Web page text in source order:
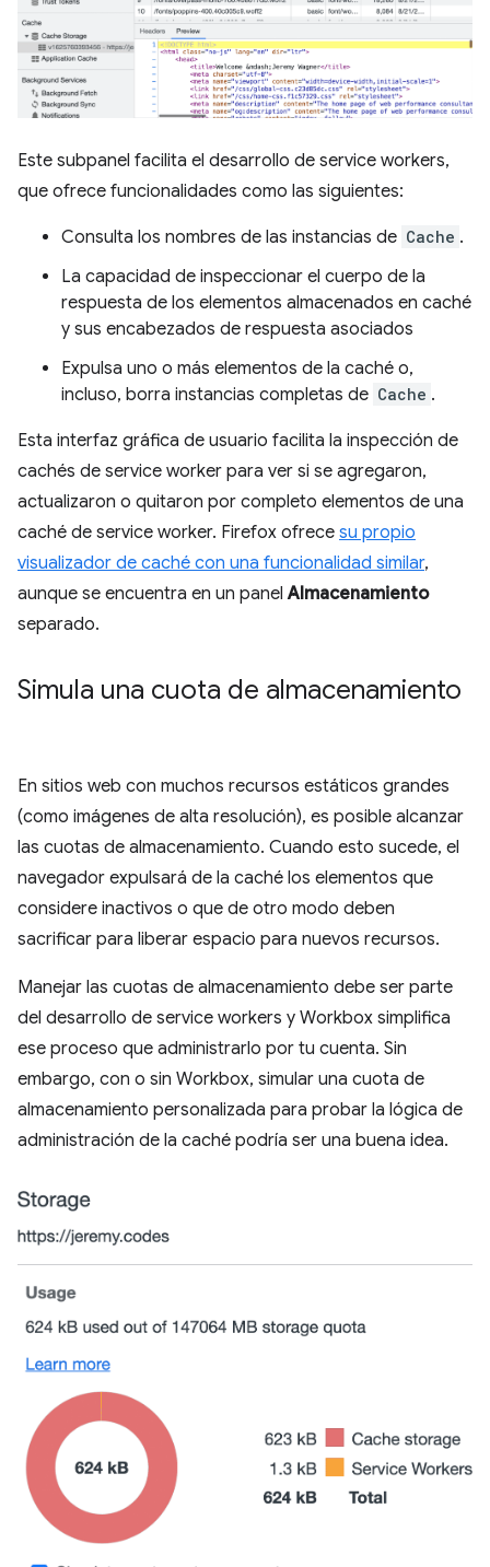
Este subpanel facilita el desarrollo de service workers,
que ofrece funcionalidades como las siguientes:
Consulta los nombres de las instancias de Cache .
La capacidad de inspeccionar el cuerpo de la
respuesta de los elementos almacenados en caché
y sus encabezados de respuesta asociados
Expulsa uno o más elementos de la caché o,
incluso, borra instancias completas de Cache .
Esta interfaz gráfica de usuario facilita la inspección de
cachés de service worker para ver si se agregaron,
actualizaron o quitaron por completo elementos de una
caché de service worker. Firefox ofrece su propio
visualizador de caché con una funcionalidad similar,
aunque se encuentra en un panelAlmacenamiento
separado.
Simula una cuota de almacenamiento
En sitios web con muchos recursos estáticos grandes
(como imágenes de alta resolución), es posible alcanzar
las cuotas de almacenamiento. Cuando esto sucede, el
navegador expulsará de la caché los elementos que
considere inactivos o que de otro modo deben
sacrificar para liberar espacio para nuevos recursos.
Manejar las cuotas de almacenamiento debe ser parte
del desarrollo de service workers y Workbox simplifica
ese proceso que administrarlo por tu cuenta. Sin
embargo, con o sin Workbox, simular una cuota de
almacenamiento personalizada para probar la lógica de
administración de la caché podría ser una buena idea.